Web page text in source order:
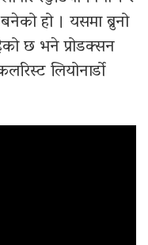
हो । यसमा ब्रुनो
छ भने प्रोडक्सन
लियोनार्डो